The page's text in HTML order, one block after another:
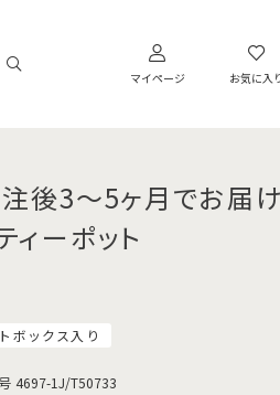
マイページ お気に入
注後3～5ヶ月でお届
ィーポット
ボックス入り
4697-1J/T50733